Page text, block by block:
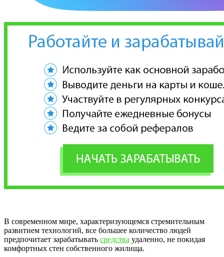
В современном мире, характеризующемся стремительным
развитием технологий, все большее количество людей
предпочитает зарабатывать средства удаленно, не покидая
комфортных стен собственного жилища.